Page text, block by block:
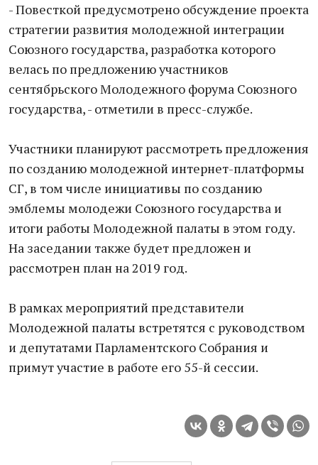
- Повесткой предусмотрено обсуждение проекта
стратегии развития молодежной интеграции
Союзного государства, разработка которого
велась по предложению участников
сентябрьского Молодежного форума Союзного
государства, - отметили в пресс-службе.
Участники планируют рассмотреть предложения
по созданию молодежной интернет-платформы
СГ, в том числе инициативы по созданию
эмблемы молодежи Союзного государства и
итоги работы Молодежной палаты в этом году.
На заседании также будет предложен и
рассмотрен план на 2019 год.
В рамках мероприятий представители
Молодежной палаты встретятся с руководством
и депутатами Парламентского Собрания и
примут участие в работе его 55-й сессии.